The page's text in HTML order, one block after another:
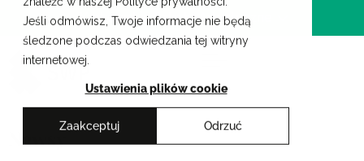
Jeśli odmówisz, Twoje informacje nie będą
śledzone podczas odwiedzania tej witryny
internetowej.
Ustawienia plików cookie
Zaakceptuj Odrzuć
Przejdź
treści
Krakowskie Szkoły Artystyczne
Newsy